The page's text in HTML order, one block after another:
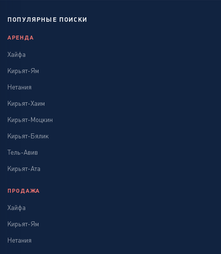
ПОПУЛЯРНЫЕ ПОИСКИ
АРЕНДА
Хайфа
Кирьят-Ям
Нетания
Кирьят-Хаим
Кирьят-Моцкин
Кирьят-Бялик
Тель-Авив
Кирьят-Ата
ПРОДАЖА
Хайфа
Кирьят-Ям
Нетания